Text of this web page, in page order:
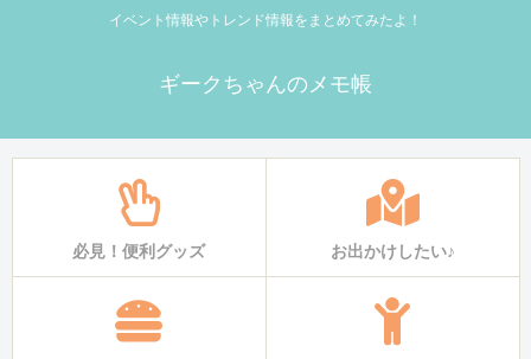
イベント情報やトレンド情報をまとめてみたよ！
ギークちゃんのメモ帳
必見！便利グッズ お出かけしたい♪